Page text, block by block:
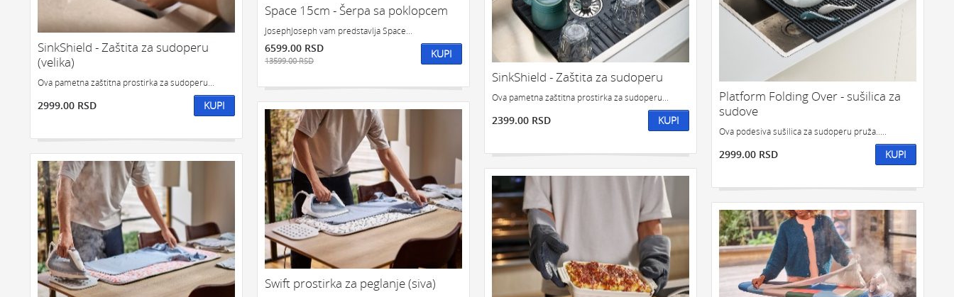
Space 15cm - Šerpa sa poklopcem
JosephJoseph vam predstavlja Space...
6599.00 RSD
13599.00 RSD
KUPI
SinkShield - Zaštita za sudoperu
(velika)
Ova pametna zaštitna prostirka za sudoperu...
2999.00 RSD KUPI
SinkShield - Zaštita za sudoperu
Ova pametna zaštitna prostirka za sudoperu...
2399.00 RSD KUPI
Platform Folding Over - sušilica za
sudove
Ova podesiva sušilica za sudoperu pruža.....
2999.00 RSD KUPI
Swift prostirka za peglanje (siva)